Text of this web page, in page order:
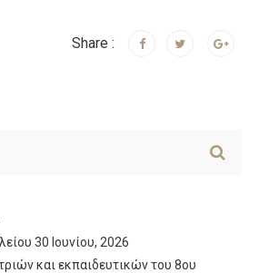
Share :
30 Ιουνίου, 2026
και εκπαιδευτικών του 8ου